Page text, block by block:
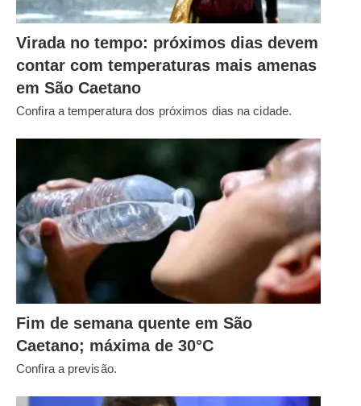
Virada no tempo: próximos dias devem
contar com temperaturas mais amenas
em São Caetano
Confira a temperatura dos próximos dias na cidade.
Fim de semana quente em São
Caetano; máxima de 30°C
Confira a previsão.